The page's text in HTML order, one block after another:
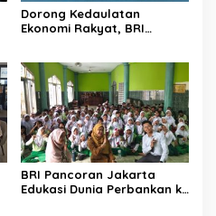
Dorong Kedaulatan
Ekonomi Rakyat, BRI
Nasional Koperasi Desa
Merah Putih
BRI Pancoran Jakarta
Edukasi Dunia Perbankan ke